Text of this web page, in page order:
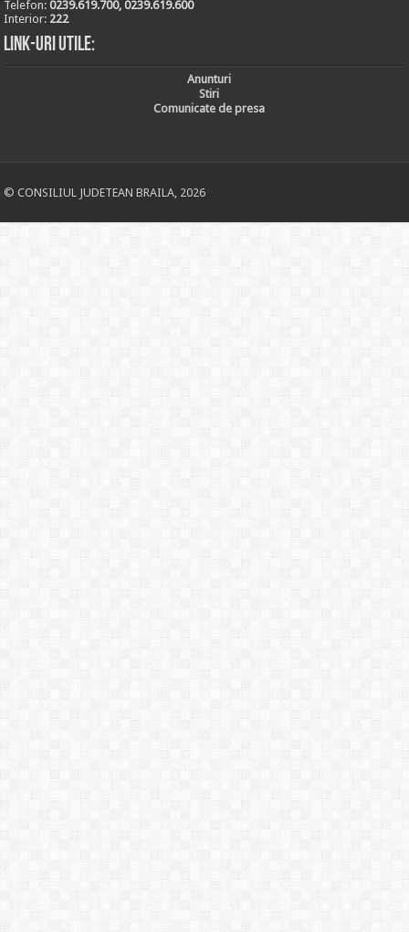
Telefon:0239.619.700, 0239.619.600
Interior: 222
Link-uri utile:
Anunturi
Stiri
Comunicate de presa
© CONSILIUL JUDETEAN BRAILA, 2026